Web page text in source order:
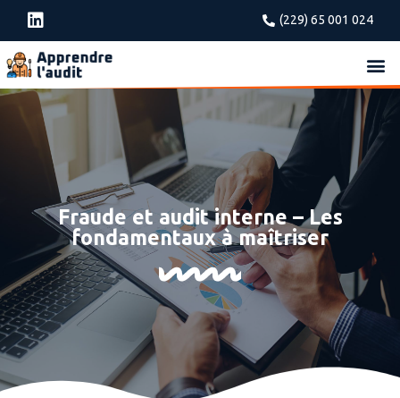
(229) 65 001 024
Fraude et audit interne – Les
fondamentaux à maîtriser